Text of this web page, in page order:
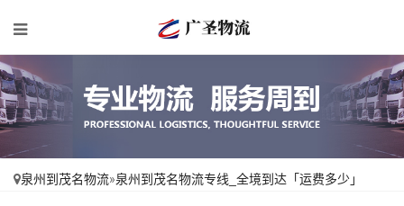
泉州到茂名物流»泉州到茂名物流专线_全境到达「运费多少」